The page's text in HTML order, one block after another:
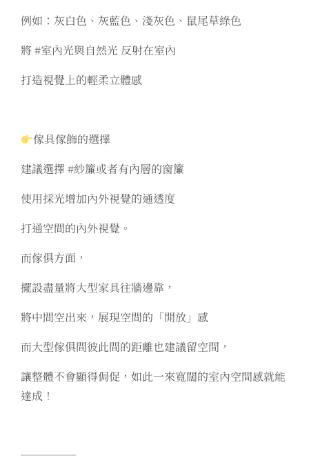
例如：灰白色、灰藍色、淺灰色、鼠尾草綠色
將 #室內光與自然光 反射在室內
打造視覺上的輕柔立體感
傢具傢飾的選擇
建議選擇 #紗簾或者有內層的窗簾
使用採光增加內外視覺的通透度
打通空間的內外視覺。
而傢俱方面，
擺設盡量將大型家具往牆邊靠，
將中間空出來，展現空間的「開放」感
而大型傢俱間彼此間的距離也建議留空間，
讓整體不會顯得侷促，如此一來寬闊的室內空間感就能
達成！
─────